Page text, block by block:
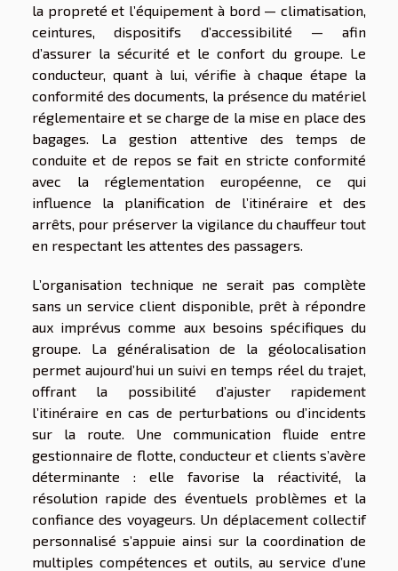
la propreté et l’équipement à bord — climatisation,
ceintures, dispositifs d’accessibilité — afin
d’assurer la sécurité et le confort du groupe. Le
conducteur, quant à lui, vérifie à chaque étape la
conformité des documents, la présence du matériel
réglementaire et se charge de la mise en place des
bagages. La gestion attentive des temps de
conduite et de repos se fait en stricte conformité
avec la réglementation européenne, ce qui
influence la planification de l’itinéraire et des
arrêts, pour préserver la vigilance du chauffeur tout
en respectant les attentes des passagers.
L’organisation technique ne serait pas complète
sans un service client disponible, prêt à répondre
aux imprévus comme aux besoins spécifiques du
groupe. La généralisation de la géolocalisation
permet aujourd’hui un suivi en temps réel du trajet,
offrant la possibilité d’ajuster rapidement
l’itinéraire en cas de perturbations ou d’incidents
sur la route. Une communication fluide entre
gestionnaire de flotte, conducteur et clients s’avère
déterminante : elle favorise la réactivité, la
résolution rapide des éventuels problèmes et la
confiance des voyageurs. Un déplacement collectif
personnalisé s’appuie ainsi sur la coordination de
multiples compétences et outils, au service d’une